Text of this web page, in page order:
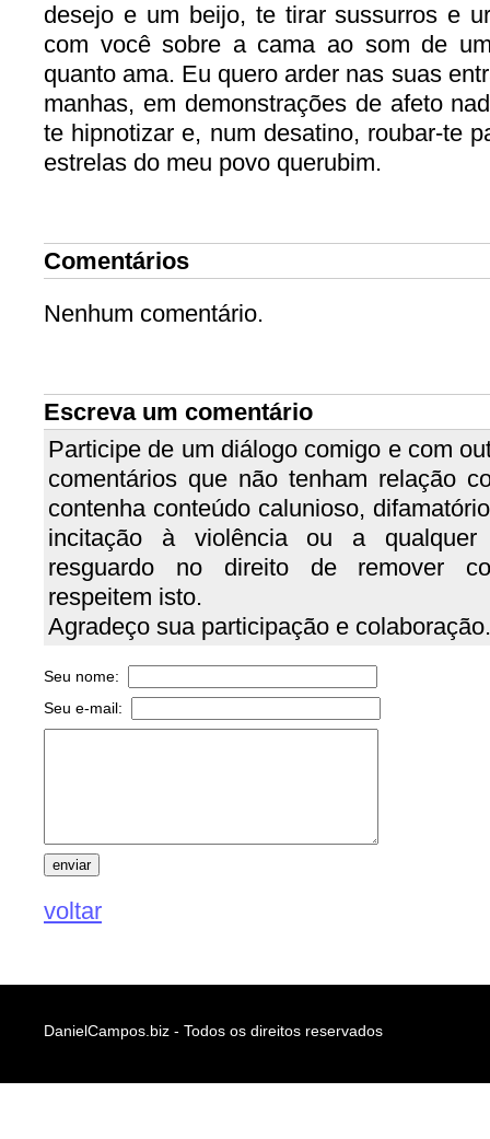
desejo e um beijo, te tirar sussurros e
com você sobre a cama ao som de
quanto ama. Eu quero arder nas suas
manhas, em demonstrações de afeto
te hipnotizar e, num desatino, roubar-te
estrelas do meu povo querubim.
Comentários
Nenhum comentário.
Escreva um comentário
Participe de um diálogo comigo e com
comentários que não tenham relação
contenha conteúdo calunioso,
incitação à violência ou a qualquer
resguardo no direito de remover
respeitem isto.
Agradeço sua participação e colaboração.
Seu nome:
Seu e-mail:
voltar
DanielCampos.biz - Todos os direitos reservados